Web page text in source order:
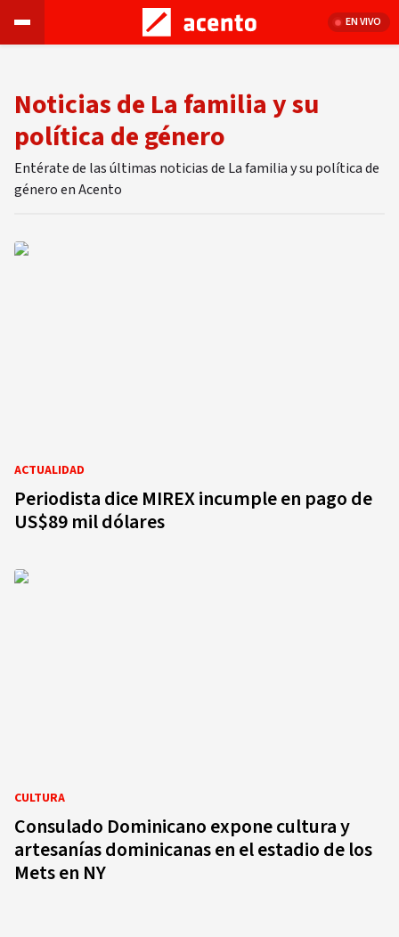
EN VIVO
Noticias de La familia y su
política de género
Entérate de las últimas noticias de La familia y su política de
género en Acento
ACTUALIDAD
Periodista dice MIREX incumple en pago de
US$89 mil dólares
CULTURA
Consulado Dominicano expone cultura y
artesanías dominicanas en el estadio de los
Mets en NY